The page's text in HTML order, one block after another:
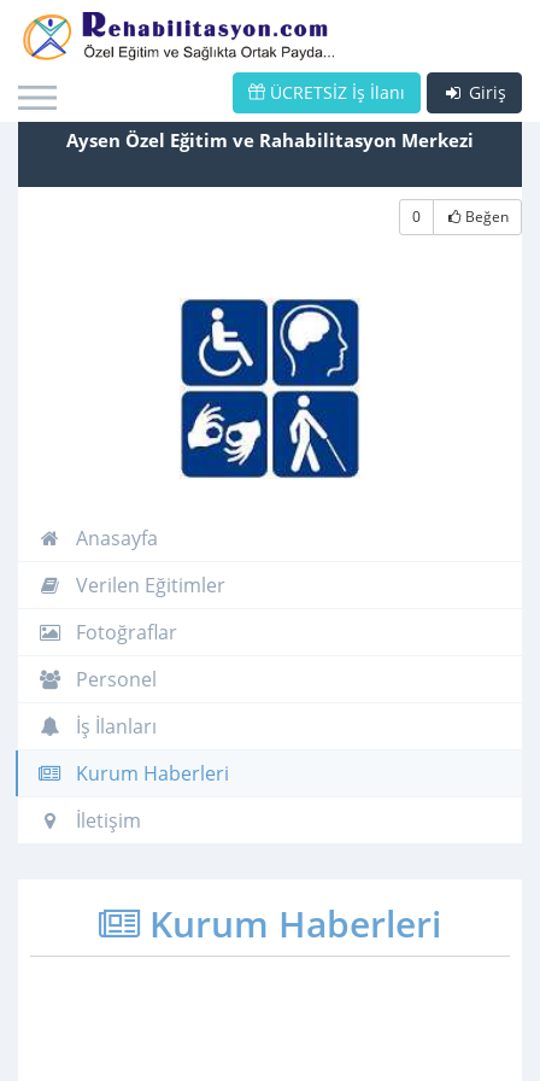
Giriş
ÜCRETSİZ İş İlanı
Aysen Özel Eğitim ve Rahabilitasyon Merkezi
0 Beğen
Anasayfa
Verilen Eğitimler
Fotoğraflar
Personel
İş İlanları
Kurum Haberleri
İletişim
Kurum Haberleri